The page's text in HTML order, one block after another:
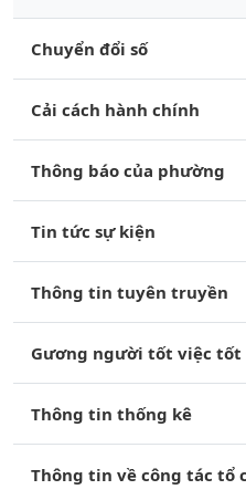
Chuyển đổi số
Cải cách hành chính
Thông báo của phường
Tin tức sự kiện
Thông tin tuyên truyền
Gương người tốt việc tốt
Thông tin thống kê
Thông tin về công tác tổ